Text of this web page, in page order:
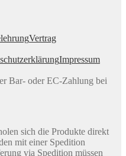
Vertrag
Impressum
Bar- oder EC-Zahlung bei
sich die Produkte direkt
mit einer Spedition
via Spedition müssen